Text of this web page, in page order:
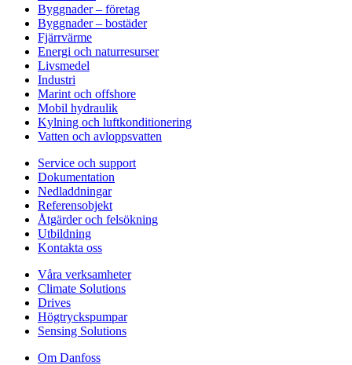
Byggnader – företag
Byggnader – bostäder
Fjärrvärme
Energi och naturresurser
Livsmedel
Industri
Marint och offshore
Mobil hydraulik
Kylning och luftkonditionering
Vatten och avloppsvatten
Service och support
Dokumentation
Nedladdningar
Referensobjekt
Åtgärder och felsökning
Utbildning
Kontakta oss
Våra verksamheter
Climate Solutions
Drives
Högtryckspumpar
Sensing Solutions
Om Danfoss